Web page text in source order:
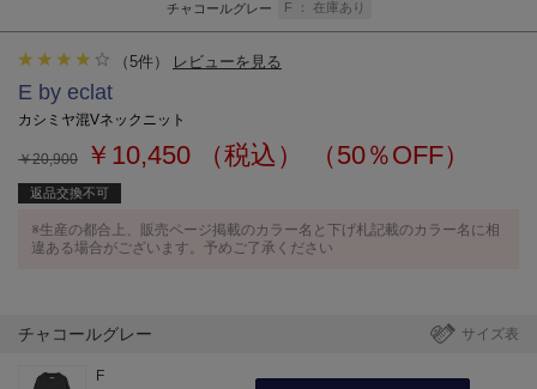
チャコールグレー F 在庫あり
（5件） レビューを見る
E by eclat
カシミヤ混Vネックニット
￥20,900 ￥10,450 （税込） （50％OFF）
返品交換不可
※生産の都合上、販売ページ掲載のカラー名と下げ札記載のカラー名に相
違ある場合がございます。予めご了承ください
サイズ表
チャコールグレー
F